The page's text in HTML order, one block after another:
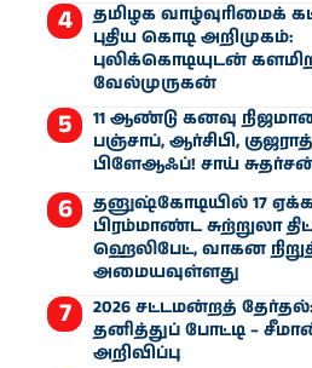
தமிழக வாழ்வுரிமைக்
புதிய கொடி அறிமுகம்:
புலிக்கொடியுடன்
வேல்முருகன்
11 ஆண்டு கனவு
பஞ்சாப், ஆர்சிபி, குஜராத்
பிளேஆஃப்! சாய்
தனுஷ்கோடியில் 17
பிரம்மாண்ட சுற்றுலா
ஹெலிபேட், வாகன
அமையவுள்ளது
2026 சட்டமன்றத் தேர்தல்:
தனித்துப் போட்டி –
அறிவிப்பு